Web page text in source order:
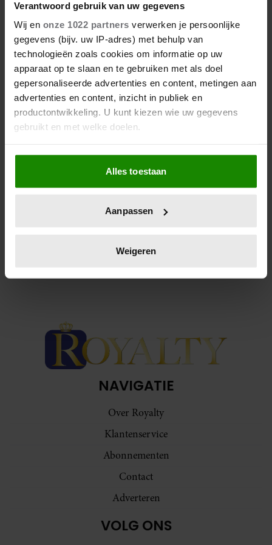
Verantwoord gebruik van uw gegevens
Wij en onze 1022 partners verwerken je persoonlijke
gegevens (bijv. uw IP-adres) met behulp van
technologieën zoals cookies om informatie op uw
apparaat op te slaan en te gebruiken met als doel
gepersonaliseerde advertenties en content, metingen aan
advertenties en content, inzicht in publiek en
productontwikkeling. U kunt kiezen wie uw gegevens
gebruikt en met welke doelen.
Als u het toestaat, willen we ook graag:
Informatie verzamelen over uw geografische
locatie, die tot een paar meter nauwkeurig kan zijn
scannen op specifieke eigenschappen (fingerprinting)
verwerkt en stel uw voorkeuren in het
intrekken in de Cookieverklaring.
personaliseren, om functies voor social media te bieden
en om ons websiteverkeer te analyseren. Ook delen we
informatie over uw gebruik van onze site met onze
partners voor social media, adverteren en analyse. Deze
partners kunnen deze gegevens combineren met andere
informatie die u aan ze heeft verstrekt of die ze hebben
verzameld op basis van uw gebruik van hun services. U
Alles toestaan
Aanpassen
Weigeren
KROONPRINSES METTE-MARIT
SCHAAMT ZICH OM CONTACT
MET EPSTEIN: ‘JACHT OP
ECHTGENOTE’
Nieuw vrijgegeven documenten over Jeffrey Epstein
bevatten e-mails tussen hem en kroonprinses Mette-
Marit. De Noorse hofhouding zegt dat de
kroonprinses destijds de ernst van zijn misdrijven
niet kende; zij noemt het contact nu een ‘foute
premier sluit zich daarbij aan.
NAVIGATIE
Over Royalty
Klantenservice
Abonnementen
Contact
Adverteren
VOLG ONS